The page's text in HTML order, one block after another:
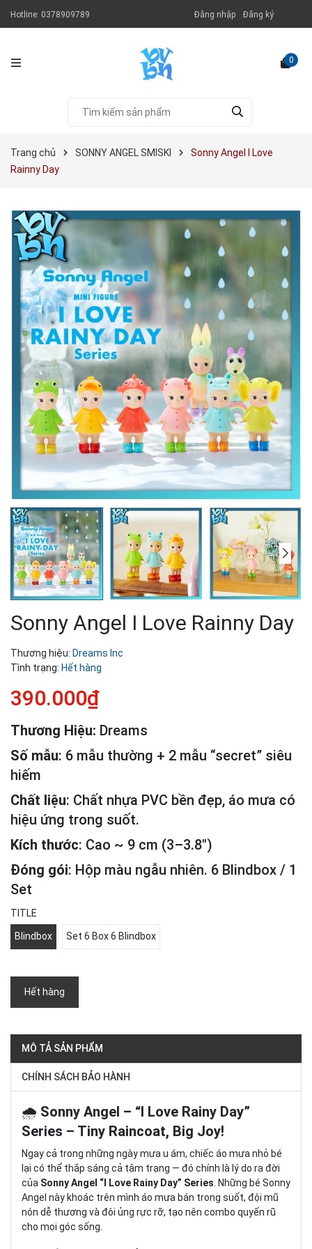
Hotline: 0378909789 Đăng nhập Đăng ký
0
Trang chủ SONNY ANGEL SMISKI
Sonny Angel I Love
Rainny Day
Sonny Angel I Love Rainny Day
Thương hiệu: Dreams Inc
Tình trạng: Hết hàng
390.000₫
Thương Hiệu: Dreams
Số mẫu: 6 mẫu thường + 2 mẫu “secret” siêu
hiếm
Chất liệu: Chất nhựa PVC bền đẹp, áo mưa có
hiệu ứng trong suốt.
Kích thước: Cao ~ 9 cm (3–3.8″)
Đóng gói: Hộp màu ngẫu nhiên. 6 Blindbox / 1
Set
TITLE
Blindbox Set 6 Box 6 Blindbox
Hết hàng
MÔ TẢ SẢN PHẨM
CHÍNH SÁCH BẢO HÀNH
🌧️ Sonny Angel – “I Love Rainy Day”
Series – Tiny Raincoat, Big Joy!
Ngay cả trong những ngày mưa u ám, chiếc áo mưa nhỏ bé
lại có thể thắp sáng cả tâm trạng — đó chính là lý do ra đời
của Sonny Angel “I Love Rainy Day” Series . Những bé Sonny
Angel này khoác trên mình áo mưa bán trong suốt, đội mũ
nón dễ thương và đôi ủng rực rỡ, tạo nên combo quyến rũ
cho mọi góc sống.